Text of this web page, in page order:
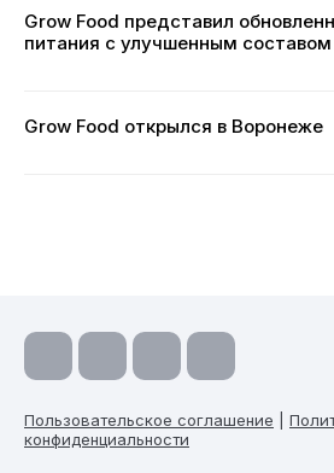
Grow Food представил
питания с улучшенным
Grow Food открылся в Воронеже
Пользовательское соглашение
конфиденциальности